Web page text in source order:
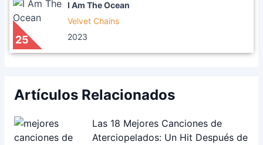
25
I Am The Ocean
Velvet Chains
2023
Artículos Relacionados
Las 18 Mejores Canciones de
Aterciopelados: Un Hit Después de